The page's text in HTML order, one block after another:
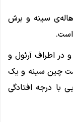
سینه و برش
اطراف آرئول و
چین سینه و یک
با درجه افتادگی